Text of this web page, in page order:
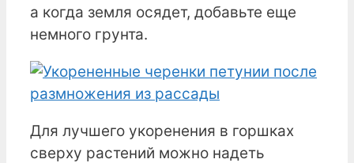
а когда земля осядет, добавьте еще
немного грунта.
Для лучшего укоренения в горшках
сверху растений можно надеть